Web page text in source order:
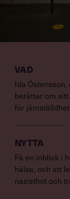
VAD
Ida
berättar om
för
NYTTA
Få en inblick i
hälsa, och att
nazisthot och